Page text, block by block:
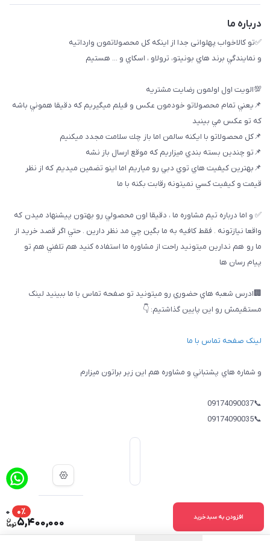
افزودن به سبدخرید
0٪ 0
5,400,000
درباره ما
✅تو كالاخواب پهلوانى جدا از اينكه كل محصولاتمون وارداتيه
و نمايندگي برند هاي بونيتو، ترولاو ، اسكاي و ... هستيم
💯الويت اول اولمون رضايت مشتريه
📌يعني تمام محصولاتو خودمون عكس و فيلم ميگيريم كه دقيقا هموني باشه
كه تو عكس مي بينيد
📌كل محصولاتو با ايكنه سالمن اما باز چك سلامت مجدد ميكنيم
📌تو چندين بسته بندي ميزاريم كه موقع ارسال باز نشه
📌بهترين كيفيت هاي توي دبي رو مياريم اما اينو تضمين ميديم كه از نظر
قيمت و كيفيت كسي نميتونه رقابت بكنه با ما
✅ و اما درباره تيم مشاوره ما ، دقيقا اون محصولي رو بهتون پيشنهاد ميدن كه
واقعا نيازتونه . فقط كافيه به ما بگين چي مد نظر دارين . حتي اگر قصد خريد از
ما رو هم ندارين ميتونيد راحت از مشاوره ما استفاده كنيد هم تلفني هم تو
پيام رسان ها
🏢ادرس شعبه هاي حضوري رو ميتونيد تو صفحه تماس با ما ببینيد لینک
مستقیمش رو این پایین گذاشتیم: 👇
لینک صفحه تماس با ما
و شماره هاي پشتباني و مشاوره هم اين زير براتون ميزارم
📞09174090037
📞09174090035